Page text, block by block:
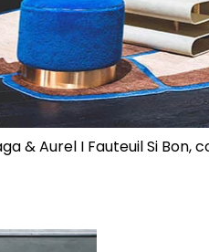
& Aurel I Fauteuil Si Bon,